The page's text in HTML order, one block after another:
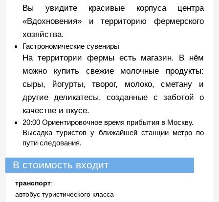
Вы увидите красивые корпуса центра
«Вдохновения» и территорию фермерского
хозяйства.
Гастрономические сувениры
На территории фермы есть магазин. В нём
можно купить свежие молочные продукты:
сыры, йогурты, творог, молоко, сметану и
другие деликатесы, созданные с заботой о
качестве и вкусе.
20:00 Ориентировочное время прибытия в Москву.
Высадка туристов у ближайшей станции метро по
пути следования.
В стоимость входит
транспорт:
автобус туристического класса